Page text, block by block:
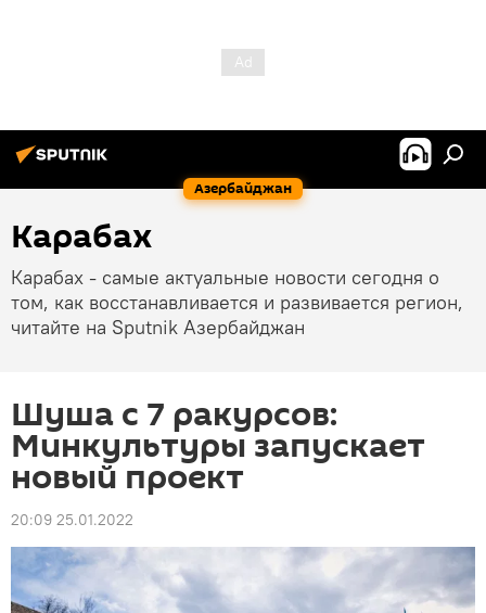
Азербайджан
Карабах
Карабах - самые актуальные новости сегодня о
том, как восстанавливается и развивается регион,
читайте на Sputnik Азербайджан
Шуша с 7 ракурсов:
Минкультуры запускает
новый проект
20:09 25.01.2022